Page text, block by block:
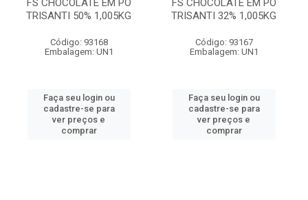
FS CHOCOLATE EM PO
TRISANTI 50% 1,005KG
Código: 93168
Embalagem: UN1
Faça seu login ou
cadastre-se para
ver preços e
comprar
FS CHOCOLATE EM PO
TRISANTI 32% 1,005KG
Código: 93167
Embalagem: UN1
Faça seu login ou
cadastre-se para
ver preços e
comprar